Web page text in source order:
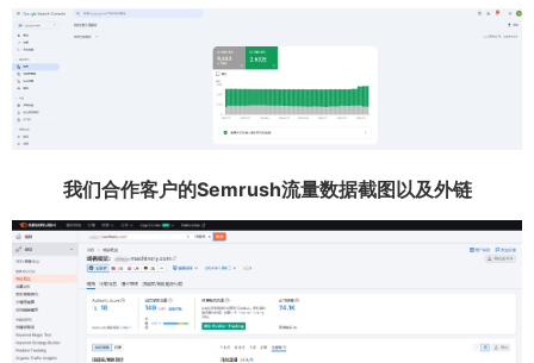
我们合作客户的Semrush流量数据截图以及外链